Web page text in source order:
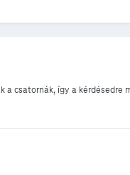
csatornák, így a